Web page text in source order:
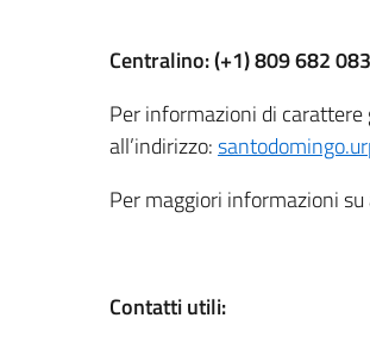
Centralino:(+1) 809 682
Per informazioni di
all’indirizzo:
Per maggiori informazioni
Contatti utili: